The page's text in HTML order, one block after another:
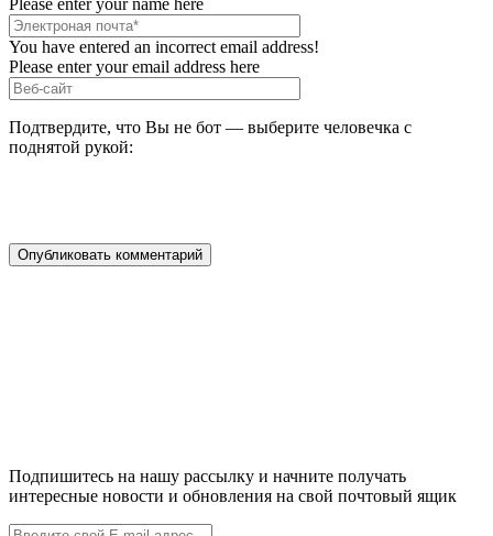
Please enter your name here
You have entered an incorrect email address!
Please enter your email address here
Подтвердите, что Вы не бот — выберите человечка с
поднятой рукой:
Подпишитесь на нашу рассылку и начните получать
интересные новости и обновления на свой почтовый ящик